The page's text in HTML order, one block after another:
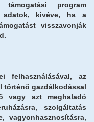
program
adatok, kivéve, ha a
visszavonják
felhasználásával, az
történő gazdálkodással
vagy azt meghaladó
szolgáltatás
vagyonhasznosításra,